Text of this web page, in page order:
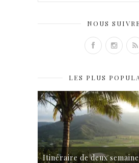
NOUS
LES PLUS
Itinéraire de deux